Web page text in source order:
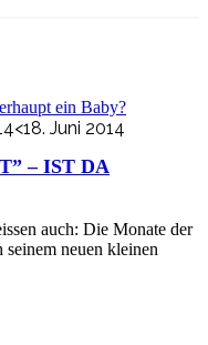
<18. Juni 2014
– IST DA
auch: Die Monate der
neuen kleinen